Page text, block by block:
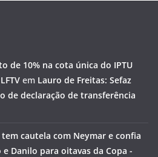
de 10% na cota única do IPTU
em Lauro de Freitas: Sefaz
de declaração de transferência
cautela com Neymar e confia
Danilo para oitavas da Copa -